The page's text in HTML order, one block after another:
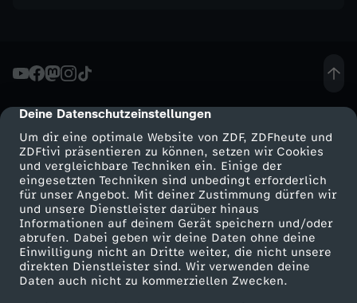
cmp-dialog-description
Deine Datenschutzeinstellungen
Um dir eine optimale Website von ZDF, ZDFheute und
ZDFtivi präsentieren zu können, setzen wir Cookies
und vergleichbare Techniken ein. Einige der
eingesetzten Techniken sind unbedingt erforderlich
für unser Angebot. Mit deiner Zustimmung dürfen wir
und unsere Dienstleister darüber hinaus
Informationen auf deinem Gerät speichern und/oder
abrufen. Dabei geben wir deine Daten ohne deine
Einwilligung nicht an Dritte weiter, die nicht unsere
direkten Dienstleister sind. Wir verwenden deine
Daten auch nicht zu kommerziellen Zwecken.
e
r
b
e
i
m
Mehr ZDF
ZDF-Apps
Smart TV
ZDFtext
Service
ZDFmitreden
Kontakt zum ZDF
Tickets